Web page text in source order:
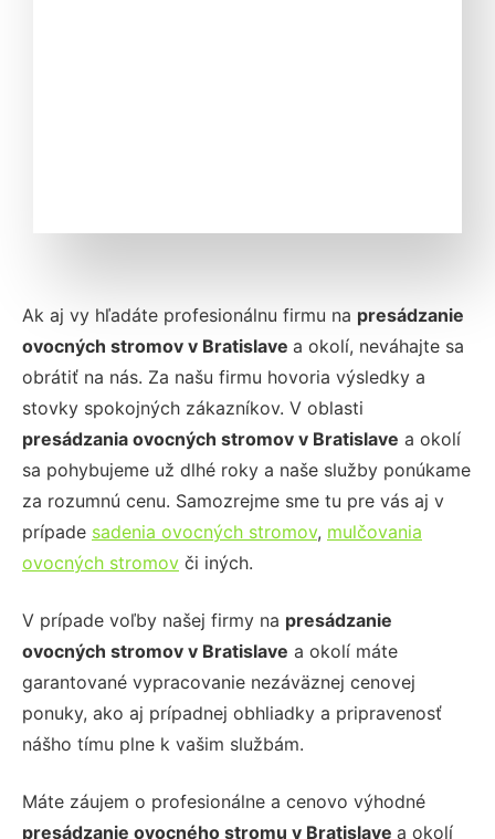
Ak aj vy hľadáte profesionálnu firmu na presádzanie
ovocných stromov v Bratislave a okolí, neváhajte sa
obrátiť na nás. Za našu firmu hovoria výsledky a
stovky spokojných zákazníkov. V oblasti
presádzania ovocných stromov v Bratislave a okolí
sa pohybujeme už dlhé roky a naše služby ponúkame
za rozumnú cenu. Samozrejme sme tu pre vás aj v
prípade sadenia ovocných stromov, mulčovania
ovocných stromov či iných.
V prípade voľby našej firmy na presádzanie
ovocných stromov v Bratislave a okolí máte
garantované vypracovanie nezáväznej cenovej
ponuky, ako aj prípadnej obhliadky a pripravenosť
nášho tímu plne k vašim službám.
Máte záujem o profesionálne a cenovo výhodné
presádzanie ovocného stromu v Bratislave a okolí